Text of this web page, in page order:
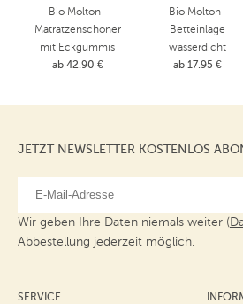
Bio Molton-
Matratzenschoner
mit Eckgummis
ab 42.90 €
Bio Molton-
Betteinlage
wasserdicht
ab 17.95 €
JETZT NEWSLETTER KOSTENLOS
Wir geben Ihre Daten niemals weiter (
Abbestellung jederzeit möglich.
SERVICE